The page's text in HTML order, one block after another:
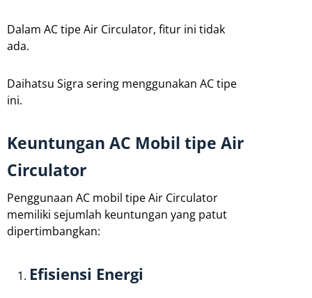
Dalam AC tipe Air Circulator, fitur ini tidak
ada.
Daihatsu Sigra sering menggunakan AC tipe
ini.
Keuntungan AC Mobil tipe Air
Circulator
Penggunaan AC mobil tipe Air Circulator
memiliki sejumlah keuntungan yang patut
dipertimbangkan:
Efisiensi Energi